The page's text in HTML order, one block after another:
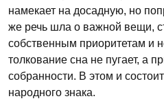
намекает на досадную, но
же речь шла о важной вещи,
собственным приоритетам и
толкование сна не пугает, а
собранности. В этом и
народного знака.